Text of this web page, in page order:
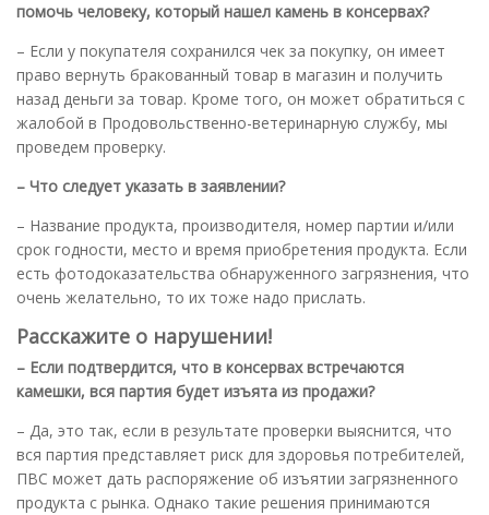
помочь человеку, который нашел камень в консервах?
– Если у покупателя сохранился чек за покупку, он имеет
право вернуть бракованный товар в магазин и получить
назад деньги за товар. Кроме того, он может обратиться с
жалобой в Продовольственно-ветеринарную службу, мы
проведем проверку.
– Что следует указать в заявлении?
– Название продукта, производителя, номер партии и/или
срок годности, место и время приобретения продукта. Если
есть фотодоказательства обнаруженного загрязнения, что
очень желательно, то их тоже надо прислать.
Расскажите о нарушении!
– Если подтвердится, что в консервах встречаются
камешки, вся партия будет изъята из продажи?
– Да, это так, если в результате проверки выяснится, что
вся партия представляет риск для здоровья потребителей,
ПВС может дать распоряжение об изъятии загрязненного
продукта с рынка. Однако такие решения принимаются